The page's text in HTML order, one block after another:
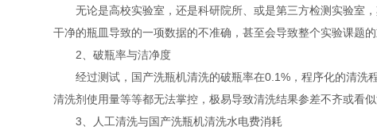
无论是高校实验室，还是科研院所、或是第三方检测实验室，
干净的瓶皿导致的一项数据的不准确，甚至会导致整个实验课题
2、破瓶率与洁净度
经过测试，国产洗瓶机清洗的破瓶率在0.1%，程序化的清洗程
清洗剂使用量等等都无法掌控，极易导致清洗结果参差不齐或看
3、人工清洗与国产洗瓶机清洗水电费消耗